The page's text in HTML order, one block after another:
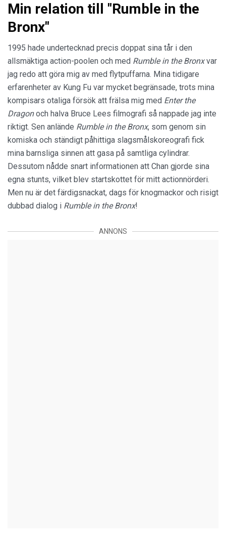
Min relation till "Rumble in the
Bronx"
1995 hade undertecknad precis doppat sina tår i den
allsmäktiga action-poolen och med Rumble in the Bronxvar
jag redo att göra mig av med flytpuffarna. Mina tidigare
erfarenheter av Kung Fu var mycket begränsade, trots mina
kompisars otaliga försök att frälsa mig med Enter the
Dragonoch halva Bruce Lees filmografi så nappade jag inte
riktigt. Sen anlände Rumble in the Bronx, som genom sin
komiska och ständigt påhittiga slagsmålskoreografi fick
mina barnsliga sinnen att gasa på samtliga cylindrar.
Dessutom nådde snart informationen att Chan gjorde sina
egna stunts, vilket blev startskottet för mitt actionnörderi.
Men nu är det färdigsnackat, dags för knogmackor och risigt
dubbad dialog i Rumble in the Bronx!
ANNONS